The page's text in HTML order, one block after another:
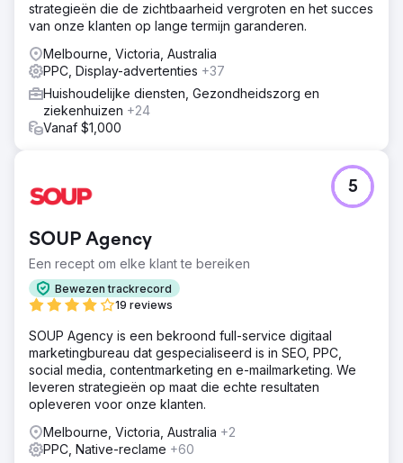
strategieën die de zichtbaarheid vergroten en het succes
van onze klanten op lange termijn garanderen.
Melbourne, Victoria, Australia
PPC, Display-advertenties +37
Huishoudelijke diensten, Gezondheidszorg en
ziekenhuizen +24
Vanaf $1,000
SOUP Agency
Een recept om elke klant te bereiken
Bewezen trackrecord
19 reviews
5
SOUP Agency is een bekroond full-service digitaal
marketingbureau dat gespecialiseerd is in SEO, PPC,
social media, contentmarketing en e-mailmarketing. We
leveren strategieën op maat die echte resultaten
opleveren voor onze klanten.
Melbourne, Victoria, Australia +2
PPC, Native-reclame +60